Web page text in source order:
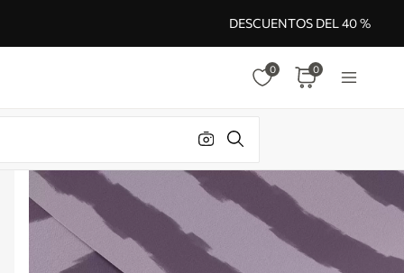
DESCUENTOS DEL 40 %
0 0